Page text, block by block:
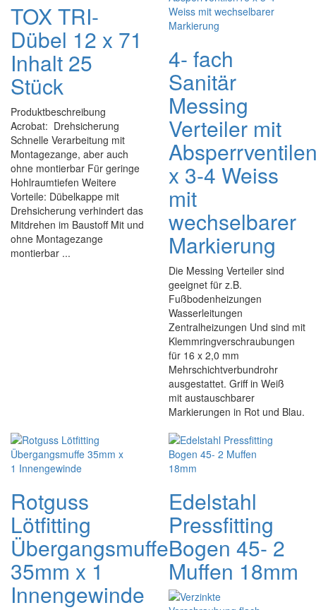
TOX TRI-
Dübel 12 x 71
Inhalt 25
Stück
Produktbeschreibung
Acrobat: Drehsicherung
Schnelle Verarbeitung mit
Montagezange, aber auch
ohne montierbar Für geringe
Hohlraumtiefen Weitere
Vorteile: Dübelkappe mit
Drehsicherung verhindert das
Mitdrehen im Baustoff Mit und
ohne Montagezange
montierbar ...
4- fach
Sanitär
Messing
Verteiler mit
x 3-4 Weiss
mit
wechselbarer
Markierung
Die Messing Verteiler sind
geeignet für z.B.
Fußbodenheizungen
Wasserleitungen
Zentralheizungen Und sind mit
Klemmringverschraubungen
für 16 x 2,0 mm
Mehrschichtverbundrohr
ausgestattet. Griff in Weiß
mit austauschbarer
Markierungen in Rot und Blau.
Rotguss
Lötfitting
Übergangsmuffe
35mm x 1
Innengewinde
Edelstahl
Pressfitting
Bogen 45- 2
Muffen 18mm